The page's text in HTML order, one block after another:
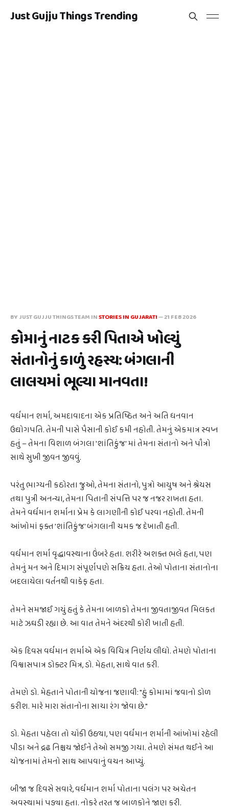
Just Gujju Things Trending
BY JUST GUJJU THINGS TEAM INSTORIES IN GUJARATI—21 FEB 2026
કોમાનું નાટક કરી પિતાએ ખોલ્યું
સંતાનોનું કાળું રહસ્ય: બંગલાની
લાલચમાં ભૂલ્યા માનવતા!
વર્ધમાન શર્મા, અમદાવાદના એક પ્રતિષ્ઠિત અને અતિ ધનવાન
ઉદ્યોગપતિ. તેમની પાસે પૈસાની કોઈ કમી નહોતી. તેમનું એકમાત્ર સ્વપ્ન
હતું – તેમના વિશાળ બંગલા 'શાંતિકુંજ' માં તેમના સંતાનો અને પૌત્રો
સાથે સુખી જીવન જીવવું.
પરંતુ ભાગ્યની કઠોરતા જુઓ, તેમના સંતાનો, પુત્રો આયુષ અને શ્રેયસ
તથા પુત્રી અનન્યા, તેમના પિતાની સંપત્તિ પર જ નજર રાખતા હતા.
તેમને વર્ધમાન શર્માના પ્રેમ કે લાગણીની કોઈ પરવા નહોતી. તેમની
આંખોમાં ફક્ત 'શાંતિકુંજ' બંગલાની ચમક જ દેખાતી હતી.
વર્ધમાન શર્મા વૃદ્ધાવસ્થાના ઉંબરે હતા. શરીરે અશક્ત ભલે હતા, પણ
તેમનું મન અને દિમાગ સંપૂર્ણપણે સક્રિય હતા. તેઓ પોતાના સંતાનોના
બદલાયેલા વર્તનથી વાકેફ હતા.
તેમને સમજાઈ ગયું હતું કે તેમના બાળકો તેમના જીવતાજીવત મિલકત
માટે ઝઘડી રહ્યા છે. આ વાત તેમને અંદરથી કોરી ખાતી હતી.
એક દિવસ વર્ધમાન શર્માએ એક વિચિત્ર નિર્ણય લીધો. તેમણે પોતાના
વિશ્વાસપાત્ર ડોક્ટર મિત્ર, ડો. મેહતા, સાથે વાત કરી.
તેમણે ડો. મેહતાને પોતાની યોજના જણાવી: "હું કોમામાં જવાનો ડોળ
કરીશ. મારે મારા સંતાનોના સાચા રંગ જોવા છે."
ડો. મેહતા પહેલા તો ચોંકી ઉઠ્યા, પણ વર્ધમાન શર્માની આંખોમાં રહેલી
પીડા અને દ્રઢ નિશ્ચય જોઈને તેઓ સમજી ગયા. તેમણે સંમત થઈને આ
યોજનામાં તેમનો સાથ આપવાનું વચન આપ્યું.
બીજા જ દિવસે સવારે, વર્ધમાન શર્મા પોતાના પલંગ પર અચેતન
અવસ્થામાં પડ્યા હતા. નોકરે તરત જ બાળકોને જાણ કરી.